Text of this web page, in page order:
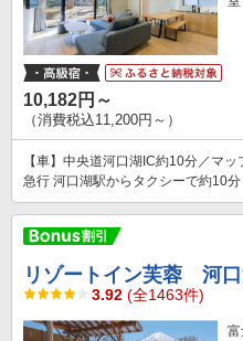
10,182円～
（消費税込11,200円～）
【車】中央道河口湖IC約10分／マ
急行 河口湖駅からタクシーで約10分
リゾートイン芙蓉 河
3.92 (全1463件)